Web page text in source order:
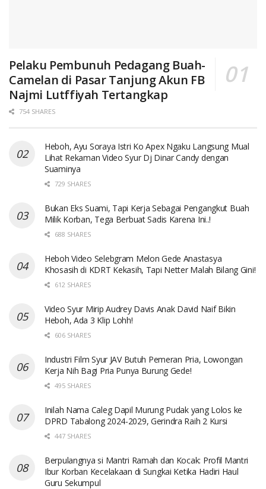
Pelaku Pembunuh Pedagang Buah-
Camelan di Pasar Tanjung Akun FB
Najmi Lutffiyah Tertangkap
754 SHARES
Heboh, Ayu Soraya Istri Ko Apex Ngaku Langsung Mual
Lihat Rekaman Video Syur Dj Dinar Candy dengan
Suaminya
729 SHARES
Bukan Eks Suami, Tapi Kerja Sebagai Pengangkut Buah
Milik Korban, Tega Berbuat Sadis Karena Ini..!
688 SHARES
Heboh Video Selebgram Melon Gede Anastasya
Khosasih di KDRT Kekasih, Tapi Netter Malah Bilang Gini!
612 SHARES
Video Syur Mirip Audrey Davis Anak David Naif Bikin
Heboh, Ada 3 Klip Lohh!
606 SHARES
Industri Film Syur JAV Butuh Pemeran Pria, Lowongan
Kerja Nih Bagi Pria Punya Burung Gede!
495 SHARES
Inilah Nama Caleg Dapil Murung Pudak yang Lolos ke
DPRD Tabalong 2024-2029, Gerindra Raih 2 Kursi
447 SHARES
Berpulangnya si Mantri Ramah dan Kocak: Profil Mantri
Ibur Korban Kecelakaan di Sungkai Ketika Hadiri Haul
Guru Sekumpul